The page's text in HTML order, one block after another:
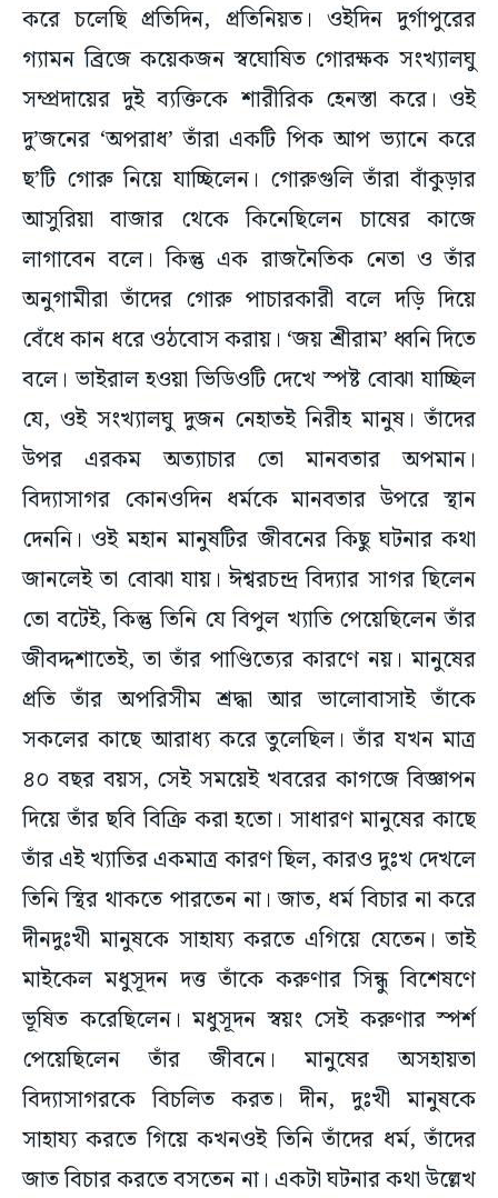
করে চলেছি প্রতিদিন, প্রতিনিয়ত। ওইদিন দুর্গাপুরের
গ্যামন ব্রিজে কয়েকজন স্বঘোষিত গোরক্ষক সংখ্যালঘু
সম্প্রদায়ের দুই ব্যক্তিকে শারীরিক হেনস্তা করে। ওই
দু’জনের ‘অপরাধ’ তাঁরা একটি পিক আপ ভ্যানে করে
ছ’টি গোরু নিয়ে যাচ্ছিলেন। গোরুগুলি তাঁরা বাঁকুড়ার
আসুরিয়া বাজার থেকে কিনেছিলেন চাষের কাজে
লাগাবেন বলে। কিন্তু এক রাজনৈতিক নেতা ও তাঁর
অনুগামীরা তাঁদের গোরু পাচারকারী বলে দড়ি দিয়ে
বেঁধে কান ধরে ওঠবোস করায়। ‘জয় শ্রীরাম’ ধ্বনি দিতে
বলে। ভাইরাল হওয়া ভিডিওটি দেখে স্পষ্ট বোঝা যাচ্ছিল
যে, ওই সংখ্যালঘু দুজন নেহাতই নিরীহ মানুষ। তাঁদের
উপর এরকম অত্যাচার তো মানবতার অপমান।
বিদ্যাসাগর কোনওদিন ধর্মকে মানবতার উপরে স্থান
দেননি। ওই মহান মানুষটির জীবনের কিছু ঘটনার কথা
জানলেই তা বোঝা যায়। ঈশ্বরচন্দ্র বিদ্যার সাগর ছিলেন
তো বটেই, কিন্তু তিনি যে বিপুল খ্যাতি পেয়েছিলেন তাঁর
জীবদ্দশাতেই, তা তাঁর পাণ্ডিত্যের কারণে নয়। মানুষের
প্রতি তাঁর অপরিসীম শ্রদ্ধা আর ভালোবাসাই তাঁকে
সকলের কাছে আরাধ্য করে তুলেছিল। তাঁর যখন মাত্র
৪০ বছর বয়স, সেই সময়েই খবরের কাগজে বিজ্ঞাপন
দিয়ে তাঁর ছবি বিক্রি করা হতো। সাধারণ মানুষের কাছে
তাঁর এই খ্যাতির একমাত্র কারণ ছিল, কারও দুঃখ দেখলে
তিনি স্থির থাকতে পারতেন না। জাত, ধর্ম বিচার না করে
দীনদুঃখী মানুষকে সাহায্য করতে এগিয়ে যেতেন। তাই
মাইকেল মধুসূদন দত্ত তাঁকে করুণার সিন্ধু বিশেষণে
ভূষিত করেছিলেন। মধুসূদন স্বয়ং সেই করুণার স্পর্শ
পেয়েছিলেন তাঁর জীবনে। মানুষের অসহায়তা
বিদ্যাসাগরকে বিচলিত করত। দীন, দুঃখী মানুষকে
সাহায্য করতে গিয়ে কখনওই তিনি তাঁদের ধর্ম, তাঁদের
জাত বিচার করতে বসতেন না। একটা ঘটনার কথা উল্লেখ